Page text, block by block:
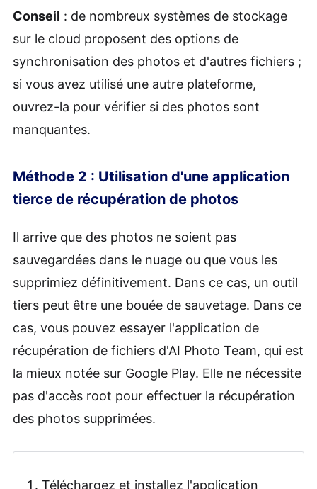
Conseil : de nombreux systèmes de stockage
sur le cloud proposent des options de
synchronisation des photos et d'autres fichiers ;
si vous avez utilisé une autre plateforme,
ouvrez-la pour vérifier si des photos sont
manquantes.
Méthode 2 : Utilisation d'une application
tierce de récupération de photos
Il arrive que des photos ne soient pas
sauvegardées dans le nuage ou que vous les
supprimiez définitivement. Dans ce cas, un outil
tiers peut être une bouée de sauvetage. Dans ce
cas, vous pouvez essayer l'application de
récupération de fichiers d'AI Photo Team, qui est
la mieux notée sur Google Play. Elle ne nécessite
pas d'accès root pour effectuer la récupération
des photos supprimées.
Téléchargez et installez l'application